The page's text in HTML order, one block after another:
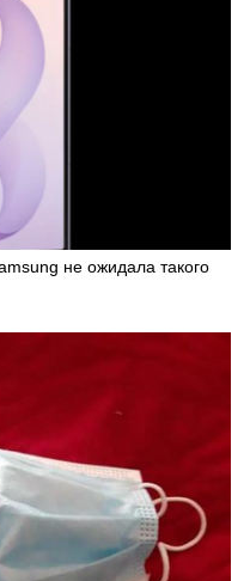
не ожидала такого